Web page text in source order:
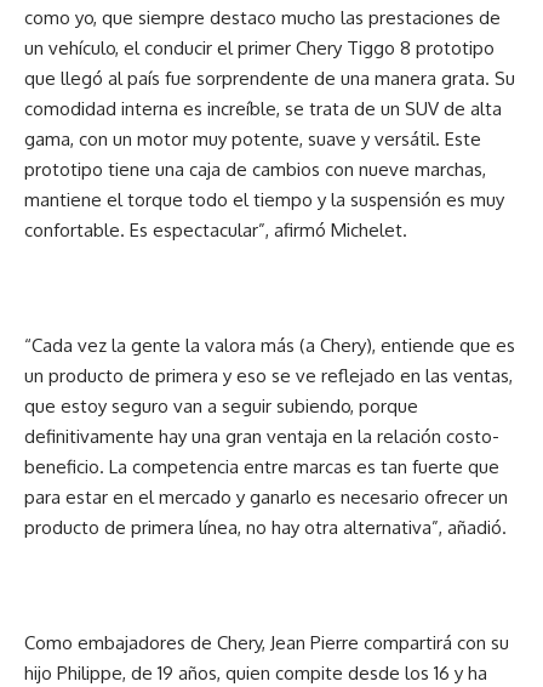
como yo, que siempre destaco mucho las prestaciones de
un vehículo, el conducir el primer Chery Tiggo 8 prototipo
que llegó al país fue sorprendente de una manera grata. Su
comodidad interna es increíble, se trata de un SUV de alta
gama, con un motor muy potente, suave y versátil. Este
prototipo tiene una caja de cambios con nueve marchas,
mantiene el torque todo el tiempo y la suspensión es muy
confortable. Es espectacular”, afirmó Michelet.
“Cada vez la gente la valora más (a Chery), entiende que es
un producto de primera y eso se ve reflejado en las ventas,
que estoy seguro van a seguir subiendo, porque
definitivamente hay una gran ventaja en la relación costo-
beneficio. La competencia entre marcas es tan fuerte que
para estar en el mercado y ganarlo es necesario ofrecer un
producto de primera línea, no hay otra alternativa”, añadió.
Como embajadores de Chery, Jean Pierre compartirá con su
hijo Philippe, de 19 años, quien compite desde los 16 y ha